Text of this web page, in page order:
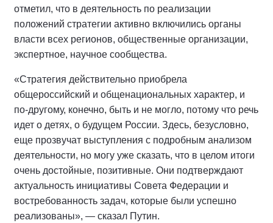
отметил, что в деятельность по реализации
положений стратегии активно включились органы
власти всех регионов, общественные организации,
экспертное, научное сообщества.
«Стратегия действительно приобрела
общероссийский и общенациональных характер, и
по-другому, конечно, быть и не могло, потому что речь
идет о детях, о будущем России. Здесь, безусловно,
еще прозвучат выступления с подробным анализом
деятельности, но могу уже сказать, что в целом итоги
очень достойные, позитивные. Они подтверждают
актуальность инициативы Совета Федерации и
востребованность задач, которые были успешно
реализованы», — сказал Путин.